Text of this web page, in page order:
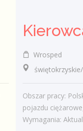
Wrosped
świętokrzyskie/
Obszar pracy:
pojazdu
Wymagania: